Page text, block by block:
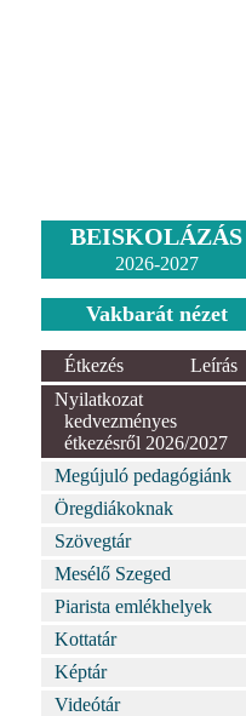
BEISKOLÁZÁS
2026-2027
Vakbarát nézet
Étkezés
Leírás
Nyilatkozat
kedvezményes
étkezésről 2026/2027
Megújuló pedagógiánk
Öregdiákoknak
Szövegtár
Mesélő Szeged
Piarista emlékhelyek
Kottatár
Képtár
Videótár